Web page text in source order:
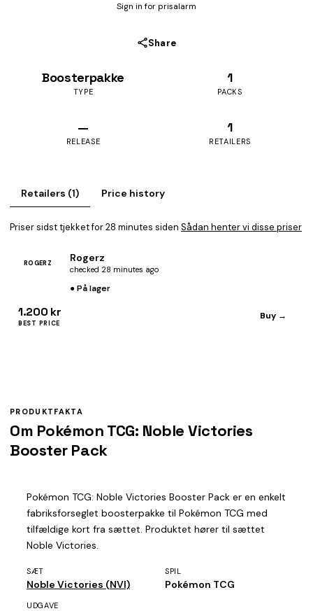
Sign in for prisalarm
Share
Boosterpakke
TYPE
1
PACKS
—
RELEASE
1
RETAILERS
Retailers (1) Price history
Priser sidst tjekket for 28 minutes siden Sådan henter vi disse priser
ROGERZ Rogerz
checked 28 minutes ago
● På lager
1.200 kr
BEST PRICE
Buy →
PRODUKTFAKTA
Om Pokémon TCG: Noble Victories
Booster Pack
Pokémon TCG: Noble Victories Booster Pack er en enkelt
fabriksforseglet boosterpakke til Pokémon TCG med
tilfældige kort fra sættet. Produktet hører til sættet
Noble Victories.
SÆT
Noble Victories (NVI)
SPIL
Pokémon TCG
UDGAVE